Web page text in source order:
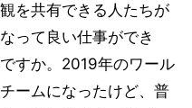
を共有できる人たちが
って良い仕事ができ
すか。2019年のワール
ームになったけど、普